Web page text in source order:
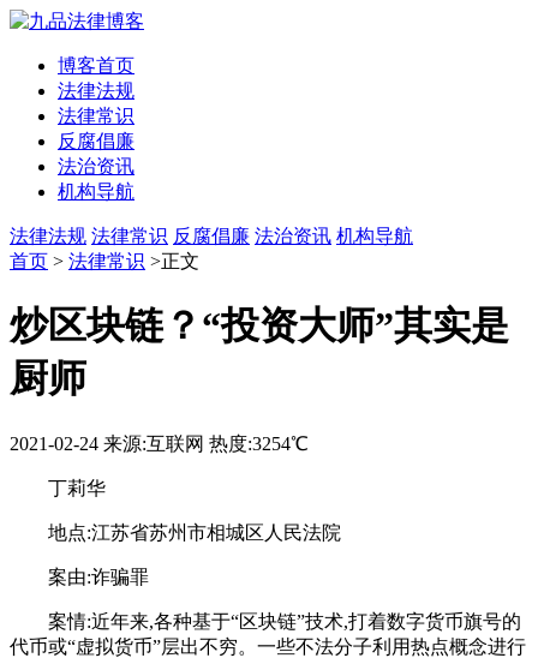
博客首页
法律法规
法律常识
反腐倡廉
法治资讯
机构导航
法律法规 法律常识 反腐倡廉 法治资讯 机构导航
首页 > 法律常识 >正文
炒区块链？“投资大师”其实是
厨师
2021-02-24 来源:互联网 热度:3254℃
丁莉华
地点:江苏省苏州市相城区人民法院
案由:诈骗罪
案情:近年来,各种基于“区块链”技术,打着数字货币旗号的
代币或“虚拟货币”层出不穷。一些不法分子利用热点概念进行